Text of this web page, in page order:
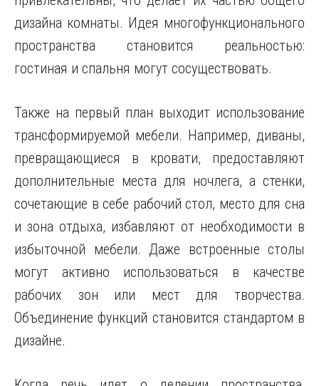
дизайна комнаты. Идея многофункционального
пространства становится реальностью:
гостиная и спальня могут сосуществовать.
Также на первый план выходит использование
трансформируемой мебели. Например, диваны,
превращающиеся в кровати, предоставляют
дополнительные места для ночлега, а стенки,
сочетающие в себе рабочий стол, место для сна
и зона отдыха, избавляют от необходимости в
избыточной мебели. Даже встроенные столы
могут активно использоваться в качестве
рабочих зон или мест для творчества.
Объединение функций становится стандартом в
дизайне.